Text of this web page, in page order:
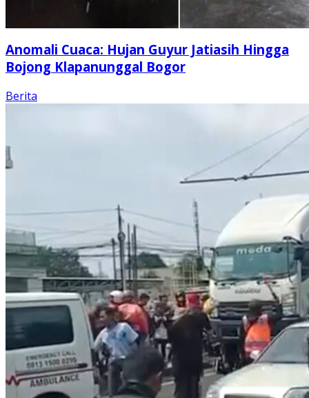
Anomali Cuaca: Hujan Guyur Jatiasih Hingga
Bojong Klapanunggal Bogor
Berita